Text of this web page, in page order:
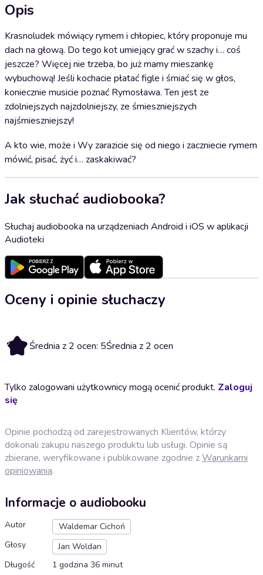
Opis
Krasnoludek mówiący rymem i chłopiec, który proponuje mu
dach na głową. Do tego kot umiejący grać w szachy i… coś
jeszcze? Więcej nie trzeba, bo już mamy mieszankę
wybuchową! Jeśli kochacie płatać figle i śmiać się w głos,
koniecznie musicie poznać Rymosława. Ten jest ze
zdolniejszych najzdolniejszy, ze śmieszniejszych
najśmieszniejszy!
A kto wie, może i Wy zarazicie się od niego i zaczniecie rymem
mówić, pisać, żyć i… zaskakiwać?
Jak słuchać audiobooka?
Słuchaj audiobooka na urządzeniach Android i iOS w aplikacji
Audioteki
Oceny i opinie słuchaczy
5 Średnia z 2 ocen: 5Średnia z 2 ocen
Tylko zalogowani użytkownicy mogą ocenić produkt. Zaloguj
się
Opinie pochodzą od zarejestrowanych Klientów, którzy
dokonali zakupu naszego produktu lub usługi. Opinie są
zbierane, weryfikowane i publikowane zgodnie zWarunkami
opiniowania.
Informacje o audiobooku
Autor
Waldemar Cichoń
Głosy
Jan Woldan
Długość
1 godzina 36 minut